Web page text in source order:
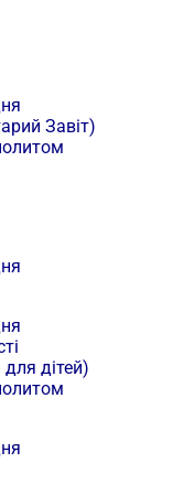
Завіт)
дітей)